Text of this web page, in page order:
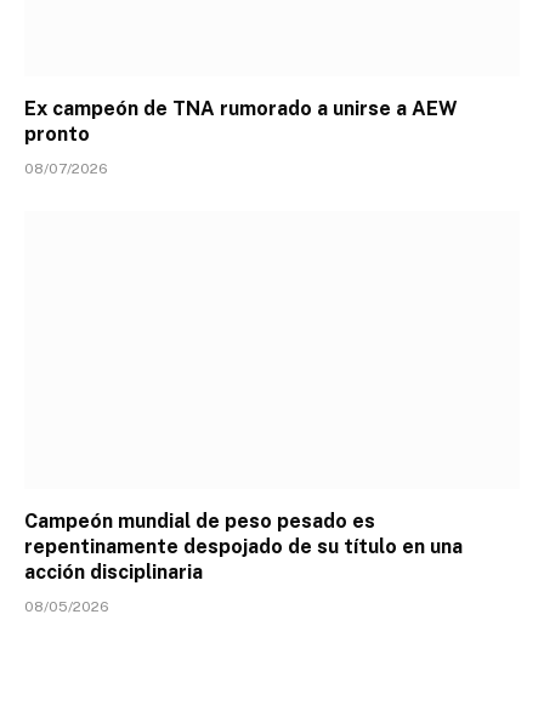
Ex campeón de TNA rumorado a unirse a AEW
pronto
08/07/2026
Campeón mundial de peso pesado es
repentinamente despojado de su título en una
acción disciplinaria
08/05/2026